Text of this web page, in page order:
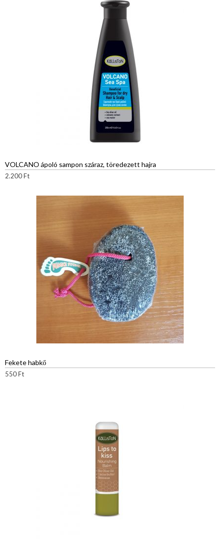
VOLCANO ápoló sampon száraz, töredezett hajra
2.200Ft
Fekete habkő
550Ft